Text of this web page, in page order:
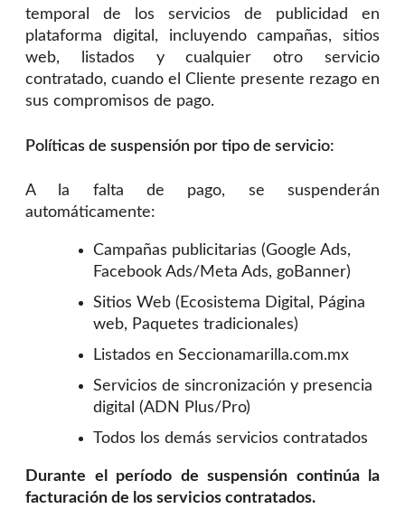
temporal de los servicios de publicidad en
plataforma digital, incluyendo campañas, sitios
web, listados y cualquier otro servicio
contratado, cuando el Cliente presente rezago en
sus compromisos de pago.
Políticas de suspensión por tipo de servicio:
A la falta de pago, se suspenderán
automáticamente:
Campañas publicitarias (Google Ads,
Facebook Ads/Meta Ads, goBanner)
Sitios Web (Ecosistema Digital, Página
web, Paquetes tradicionales)
Listados en Seccionamarilla.com.mx
Servicios de sincronización y presencia
digital (ADN Plus/Pro)
Todos los demás servicios contratados
Durante el período de suspensión continúa la
facturación de los servicios contratados.